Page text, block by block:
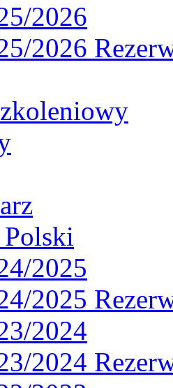
2026
2026
Polski
2025
2025
2024
2024